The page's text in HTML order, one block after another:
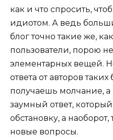
как и что спросить,
идиотом. А ведь
блог точно такие же,
пользователи, порою
элементарных вещей.
ответа от авторов
получаешь молчание, а
заумный ответ,
обстановку, а
новые вопросы.